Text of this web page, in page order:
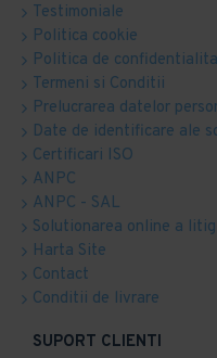
Testimoniale
Politica cookie
Politica de
Termeni si Conditii
Prelucrarea datelor
Date de identificare ale
Certificari ISO
ANPC
ANPC - SAL
Solutionarea online a
Harta Site
Contact
Conditii de livrare
SUPORT CLIENTI